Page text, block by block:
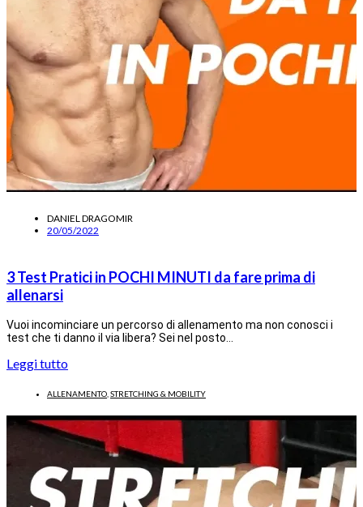
DANIEL DRAGOMIR
20/05/2022
3 Test Pratici in POCHI MINUTI da fare prima di
allenarsi
Vuoi incominciare un percorso di allenamento ma non conosci i
test che ti danno il via libera? Sei nel posto…
Leggi tutto
ALLENAMENTO STRETCHING & MOBILITY